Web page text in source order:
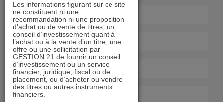
Les informations figurant sur ce site
ne constituent ni une
recommandation ni une proposition
d’achat ou de vente de titres, un
conseil d’investissement quant à
l’achat ou à la vente d’un titre, une
offre ou une sollicitation par
GESTION 21 de fournir un conseil
d’investissement ou un service
financier, juridique, fiscal ou de
placement, ou d’acheter ou vendre
des titres ou autres instruments
financiers.